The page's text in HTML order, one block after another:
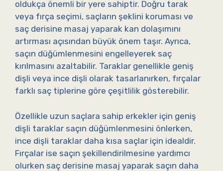
oldukça önemli bir yere sahiptir. Doğru tarak
veya fırça seçimi, saçların şeklini koruması ve
saç derisine masaj yaparak kan dolaşımını
artırması açısından büyük önem taşır. Ayrıca,
saçın düğümlenmesini engelleyerek saç
kırılmasını azaltabilir. Taraklar genellikle geniş
dişli veya ince dişli olarak tasarlanırken, fırçalar
farklı saç tiplerine göre çeşitlilik gösterebilir.
Özellikle uzun saçlara sahip erkekler için geniş
dişli taraklar saçın düğümlenmesini önlerken,
ince dişli taraklar daha kısa saçlar için idealdir.
Fırçalar ise saçın şekillendirilmesine yardımcı
olurken saç derisine masaj yaparak saçın daha